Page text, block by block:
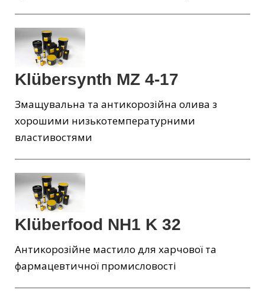
Klübersynth MZ 4-17
Змащувальна та антикорозійна олива з
хорошими низькотемпературними
властивостями
Klüberfood NH1 K 32
Антикорозійне мастило для харчової та
фармацевтичної промисловості